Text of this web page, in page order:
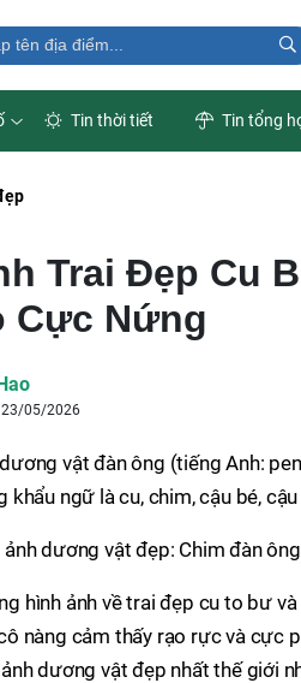
Tin thời tiết Tin tổng
Trai Đẹp Cu
Cực Nứng
23/05/2026
vật đàn ông (tiếng Anh:
khẩu ngữ là cu, chim, cậu bé,
ảnh dương vật đẹp: Chim đàn
hình ảnh về trai đẹp cu to bư
nàng cảm thấy rạo rực và cực
ảnh dương vật đẹp nhất thế giới